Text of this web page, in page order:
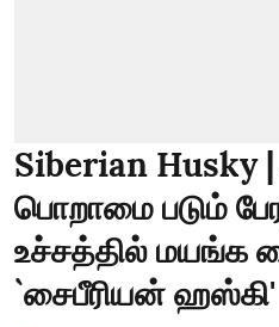
Siberian Husky
பொறாமை படும்
உச்சத்தில் மயங்க
`சைபீரியன் ஹஸ்கி'